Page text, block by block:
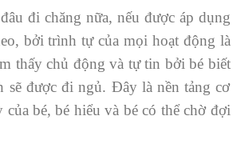
đi chăng nữa, nếu được áp dụng
bởi trình tự của mọi hoạt động là
thấy chủ động và tự tin bởi bé biết
được đi ngủ. Đây là nền tảng cơ
bé, bé hiểu và bé có thể chờ đợi